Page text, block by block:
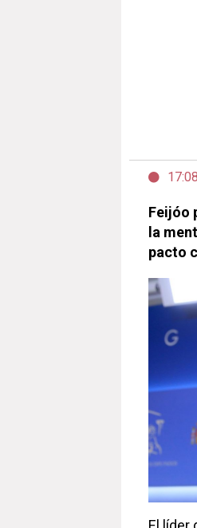
Feijóo
la
pacto